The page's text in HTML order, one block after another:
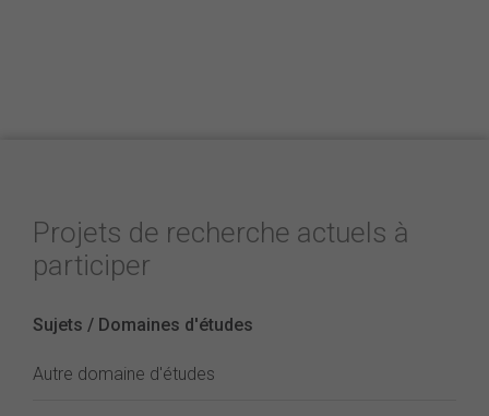
Projets de recherche actuels à
participer
Sujets / Domaines d'études
Autre domaine d'études